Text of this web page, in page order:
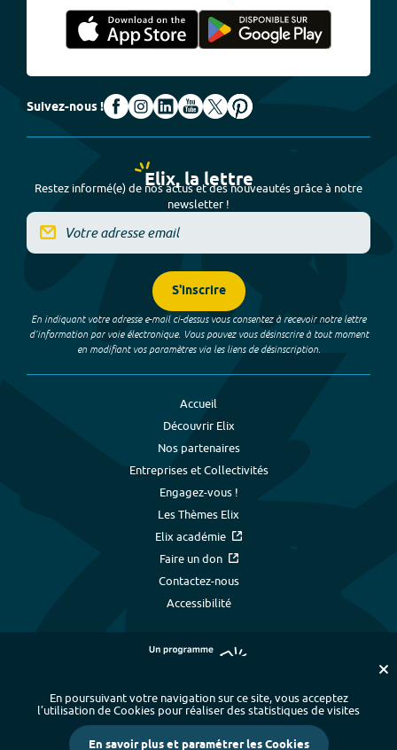
Suivez-nous !
Elix, la lettre
Restez informé(e) de nos actus et des nouveautés grâce à notre
newsletter !
S'inscrire
En indiquant votre adresse e-mail ci-dessus vous consentez à recevoir notre lettre
d’information par voie électronique. Vous pouvez vous désinscrire à tout moment
en modifiant vos paramètres via les liens de désinscription.
Accueil
Découvrir Elix
Nos partenaires
Entreprises et Collectivités
Engagez-vous !
Les Thèmes Elix
Elix académie
Faire un don
Contactez-nous
Accessibilité
Plan du site - Index alphabétique
-
En poursuivant votre navigation sur ce site, vous acceptez
l’utilisation de Cookies pour réaliser des statistiques de visites
En savoir plus et paramétrer les Cookies